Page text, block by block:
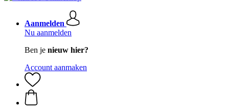
Aanmelden
Nu aanmelden
Ben je nieuw hier?
Account aanmaken